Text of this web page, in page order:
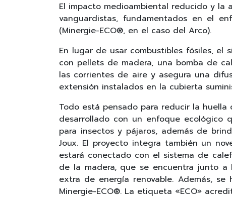
El impacto medioambiental reducido y
vanguardistas, fundamentados en el
(Minergie-ECO®, en el caso del Arco).
En lugar de usar combustibles fósiles, el
con pellets de madera, una bomba de
las corrientes de aire y asegura una
extensión instalados en la cubierta
Todo está pensado para reducir la huella
desarrollado con un enfoque ecológico
para insectos y pájaros, además de
Joux. El proyecto integra también un
estará conectado con el sistema de
de la madera, que se encuentra junto a
extra de energía renovable. Además,
Minergie-ECO®. La etiqueta «ECO»